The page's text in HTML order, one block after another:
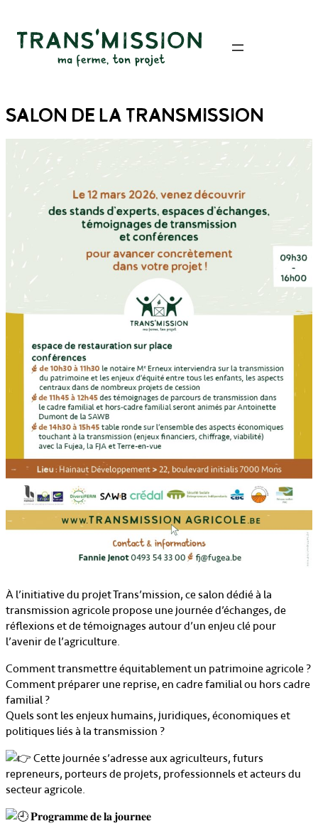
SALON DE LA TRANSMISSION
À l’initiative du projet Trans’mission, ce salon dédié à la
transmission agricole propose une journée d’échanges, de
réflexions et de témoignages autour d’un enjeu clé pour
l’avenir de l’agriculture.
Comment transmettre équitablement un patrimoine agricole ?
Comment préparer une reprise, en cadre familial ou hors cadre
familial ?
Quels sont les enjeux humains, juridiques, économiques et
politiques liés à la transmission ?
Cette journée s’adresse aux agriculteurs, futurs
repreneurs, porteurs de projets, professionnels et acteurs du
secteur agricole.
𝐏𝐫𝐨𝐠𝐫𝐚𝐦𝐦𝐞 𝐝𝐞 𝐥𝐚 𝐣𝐨𝐮𝐫𝐧𝐞𝐞